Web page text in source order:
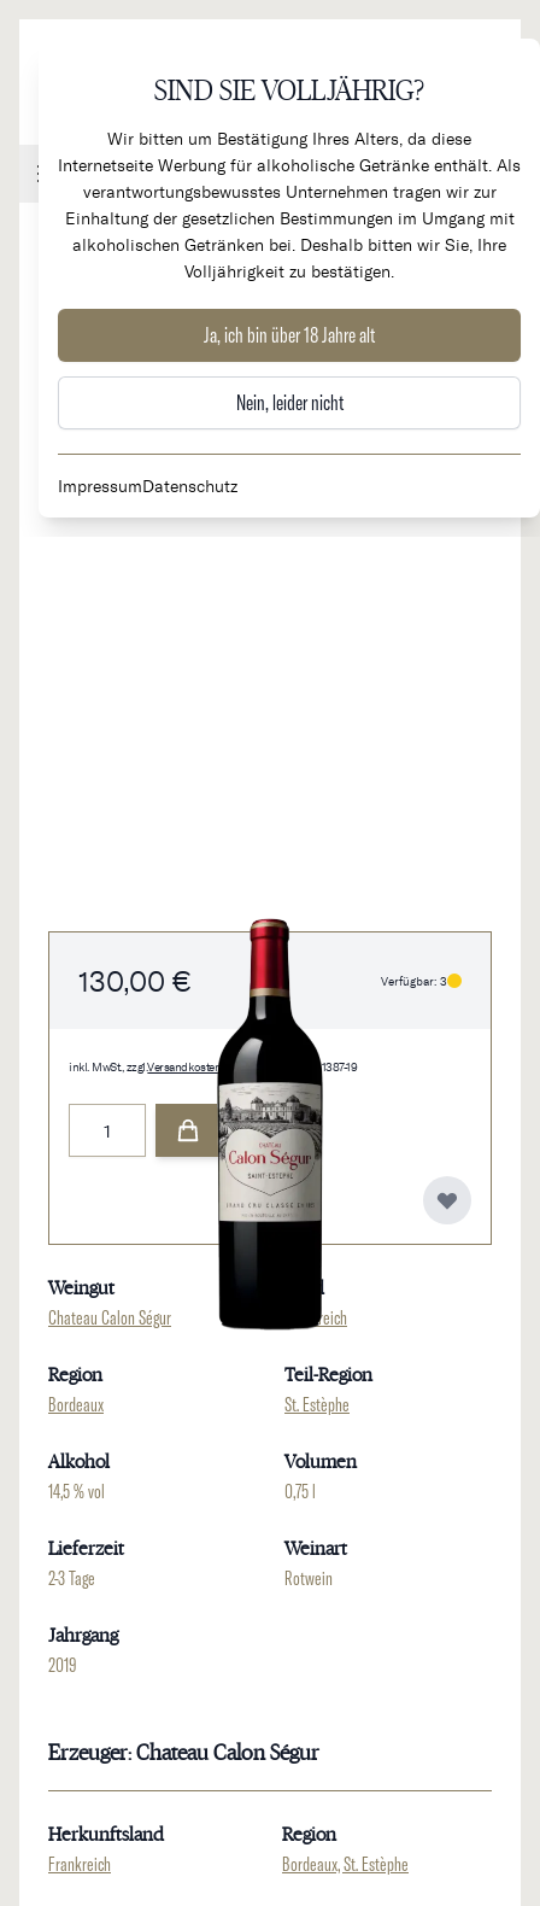
SIND SIE VOLLJÄHRIG?
Wir bitten um Bestätigung Ihres Alters, da diese
Internetseite Werbung für alkoholische Getränke enthält. Als
verantwortungsbewusstes Unternehmen tragen wir zur
Einhaltung der gesetzlichen Bestimmungen im Umgang mit
alkoholischen Getränken bei. Deshalb bitten wir Sie, Ihre
Volljährigkeit zu bestätigen.
Ja, ich bin über 18 Jahre alt
Nein, leider nicht
ImpressumDatenschutz
Handel & Gastronomie Kundenkonto Warenkorb
Chateau Calon Ségur 3e Cru
Classé
130,00 € Verfügbar: 3
inkl. MwSt., zzgl.Versandkosten • 0,75 l • 173,33 €/l • 1387-19
Weingut
Chateau Calon Ségur
Land
Frankreich
Region
Bordeaux
Teil-Region
St. Estèphe
Alkohol
14,5 % vol
Volumen
0,75 l
Lieferzeit
2-3 Tage
Weinart
Rotwein
Jahrgang
2019
Erzeuger: Chateau Calon Ségur
Herkunftsland
Frankreich
Region
Bordeaux, St. Estèphe